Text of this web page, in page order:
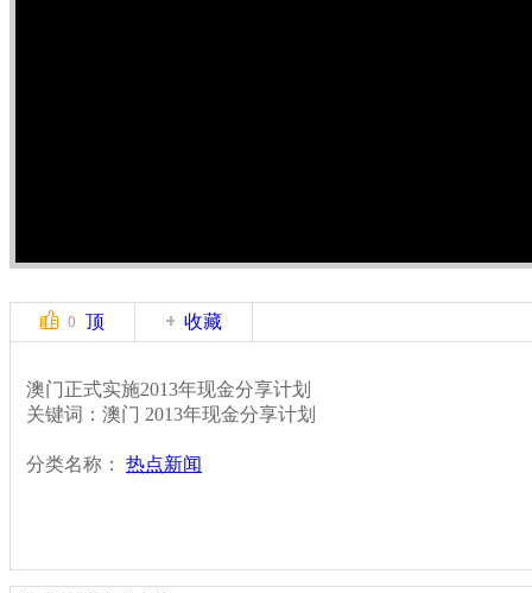
0 顶 收藏
澳门正式实施2013年现金分享计划
关键词：澳门 2013年现金分享计划
分类名称： 热点新闻